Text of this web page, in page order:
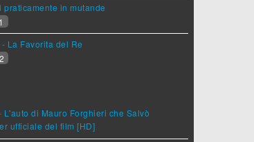
praticamente in mutande
La Favorita del Re
L'auto di Mauro Forghieri che Salvò
ufficiale del film [HD]